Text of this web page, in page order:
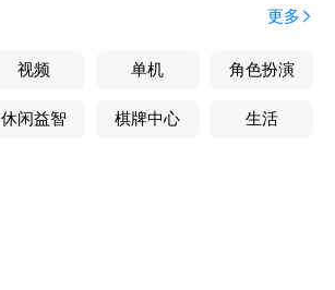
更多
视频 单机 角色扮演
休闲益智 棋牌中心 生活